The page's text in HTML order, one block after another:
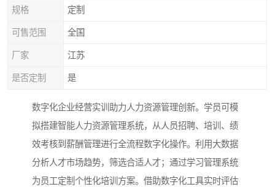
规格 定制
可售范围 全国
厂家 江苏
是否定制 是
数字化企业经营实训助力人力资源管理创新。学员可模
拟搭建智能人力资源管理系统，从人员招聘、培训、绩
效考核到薪酬管理进行全流程数字化操作。利用大数据
分析人才市场趋势，筛选合适人才；通过学习管理系统
为员工定制个性化培训方案。借助数字化工具实时评估